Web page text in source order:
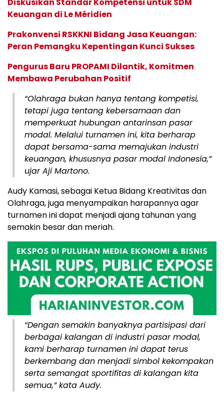
Keuangan di Le Méridien
Prakonvensi RSKKNI Bidang Jasa Keuangan:
Peran Pemangku Kepentingan Kunci Sukses
Pengurus Baru PROPAMI Dilantik, Komitmen
Membawa Perubahan Positif
“Olahraga bukan hanya tentang kompetisi,
tetapi juga tentang kebersamaan dan
memperkuat hubungan antarinsan pasar
modal. Melalui turnamen ini, kita berharap
dapat bersama-sama memajukan industri
keuangan, khususnya pasar modal Indonesia,”
ujar Aji Martono.
Audy Kamasi, sebagai Ketua Bidang Kreativitas dan
Olahraga, juga menyampaikan harapannya agar
turnamen ini dapat menjadi ajang tahunan yang
semakin besar dan meriah.
“Dengan semakin banyaknya partisipasi dari
berbagai kalangan di industri pasar modal,
kami berharap turnamen ini dapat terus
berkembang dan menjadi simbol kekompakan
serta semangat sportifitas di kalangan kita
semua,” kata Audy.